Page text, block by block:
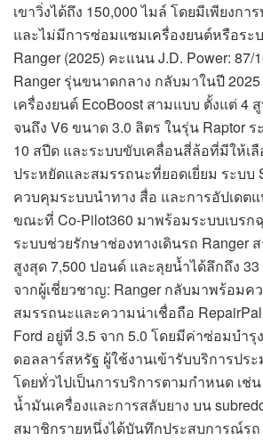
เขาวิ่งได้ถึง 150,000 ไมล์ โดยมีเพียงก
และไม่มีการซ่อมแซมเครื่องยนต์หรือระบ
Ranger (2025) คะแนน J.D. Power: 87/
Ranger รุ่นขนาดกลาง กลับมาในปี
เครื่องยนต์ EcoBoost สามแบบ ตั้งแต่ 4
จนถึง V6 ขนาด 3.0 ลิตร ในรุ่น Raptor
10 สปีด และระบบขับเคลื่อนสี่ล้อที่มีให้เ
ประหยัดและสมรรถนะที่ยอดเยี่ยม ระบบ
ควบคุมระบบนำทาง สื่อ และการอัปเดตแ
ขณะที่ Co-Pilot360 มาพร้อมระบบเบรก
ระบบช่วยรักษาช่องทางเดินรถ Ranger
สูงสุด 7,500 ปอนด์ และลุยน้ำได้ลึกถึง
จากผู้เชี่ยวชาญ: Ranger กลับมาพร้อมค
สมรรถนะและความน่าเชื่อถือ
Ford อยู่ที่ 3.5 จาก 5.0 โดยมีค่าซ่อมบำรุ
ดอลลาร์สหรัฐ ผู้ใช้งานเข้ารับบริการปร
โดยทั่วไปเป็นการบริการตามกำหนด เช่
น้ำมันเครื่องและการสลับยาง บน
สมาชิกรายหนึ่งได้บันทึกประสบการณ์รถ